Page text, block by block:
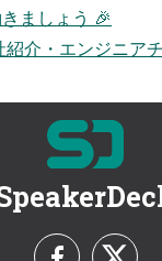
ましょう 🎉
紹介・エンジニア